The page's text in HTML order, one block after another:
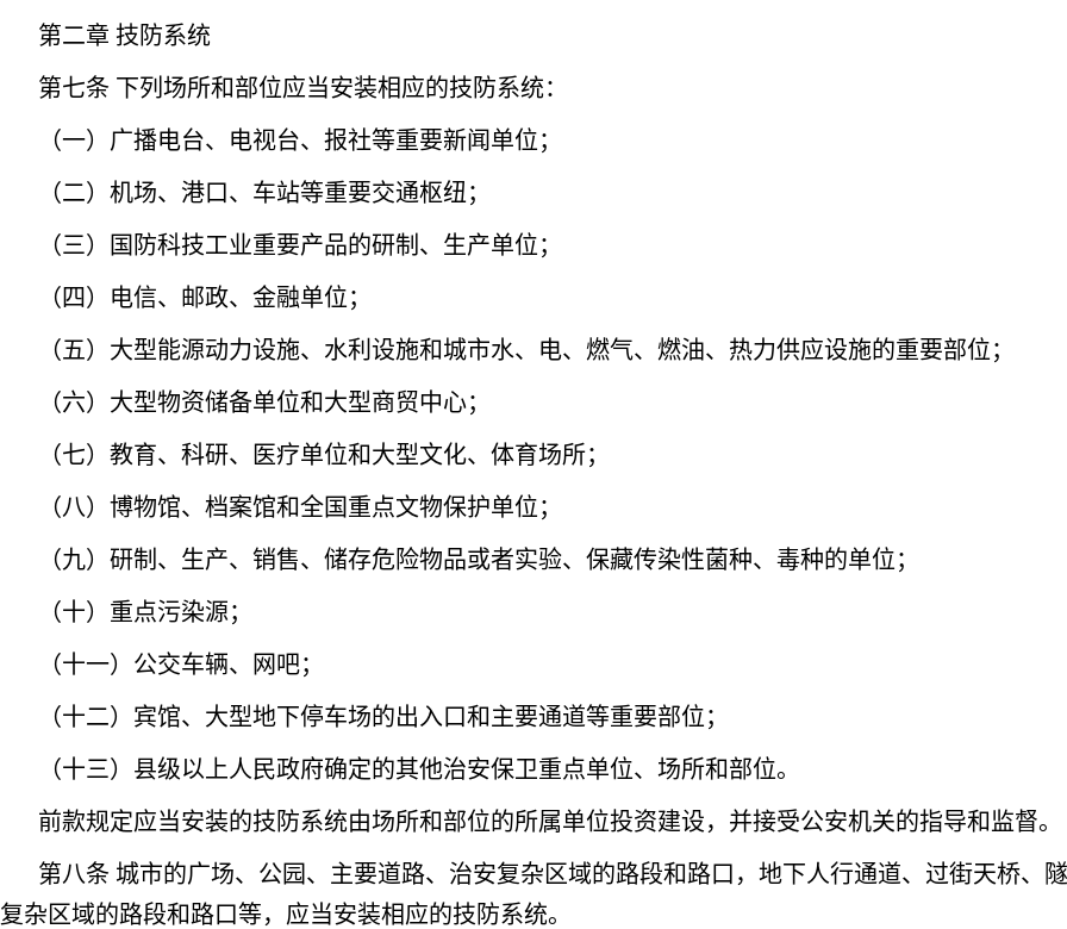
第二章 技防系统
第七条 下列场所和部位应当安装相应的技防系统：
（一）广播电台、电视台、报社等重要新闻单位；
（二）机场、港口、车站等重要交通枢纽；
（三）国防科技工业重要产品的研制、生产单位；
（四）电信、邮政、金融单位；
（五）大型能源动力设施、水利设施和城市水、电、燃气、燃油、热力供应设施的重要部位；
（六）大型物资储备单位和大型商贸中心；
（七）教育、科研、医疗单位和大型文化、体育场所；
（八）博物馆、档案馆和全国重点文物保护单位；
（九）研制、生产、销售、储存危险物品或者实验、保藏传染性菌种、毒种的单位；
（十）重点污染源；
（十一）公交车辆、网吧；
（十二）宾馆、大型地下停车场的出入口和主要通道等重要部位；
（十三）县级以上人民政府确定的其他治安保卫重点单位、场所和部位。
前款规定应当安装的技防系统由场所和部位的所属单位投资建设，并接受公安机关的指导和监督。
第八条 城市的广场、公园、主要道路、治安复杂区域的路段和路口，地下人行通道、过街天桥、
复杂区域的路段和路口等，应当安装相应的技防系统。